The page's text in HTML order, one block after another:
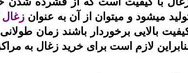
میشود و میتوان از آن به عنوانزغال
بالایی برخوردار باشند زمان
لازم است برای خرید زغال به